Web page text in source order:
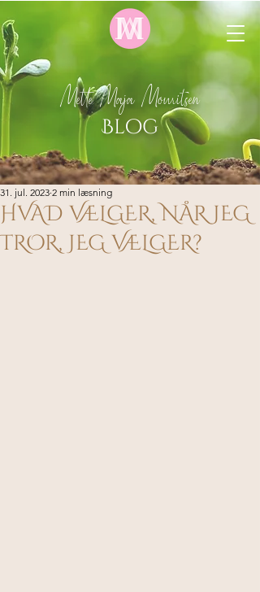
Mette Maja Mouritsen
Blog
HVAD VÆLGER, NÅR JEG
TROR, JEG VÆLGER?
31. jul. 2023 2 min læsning